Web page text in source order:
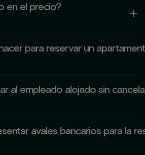
en el precio?
agua y gas) y gastos de
para reservar un
reserva en el que te pediremos
al empleado alojado sin
siempre que se mantengan
avales bancarios para la